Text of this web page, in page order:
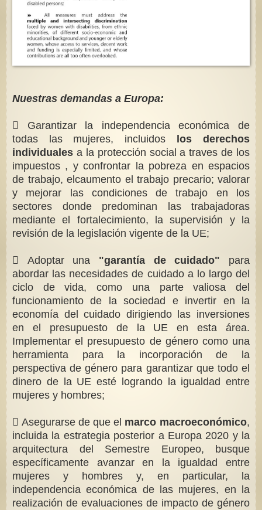
Nuestras demandas a Europa:
 Garantizar la independencia económica de
todas las mujeres, incluidos los derechos
individuales a la protección social a traves de los
impuestos , y confrontar la pobreza en espacios
de trabajo, elcaumento el trabajo precario; valorar
y mejorar las condiciones de trabajo en los
sectores donde predominan las trabajadoras
mediante el fortalecimiento, la supervisión y la
revisión de la legislación vigente de la UE;
 Adoptar una "garantía de cuidado" para
abordar las necesidades de cuidado a lo largo del
ciclo de vida, como una parte valiosa del
funcionamiento de la sociedad e invertir en la
economía del cuidado dirigiendo las inversiones
en el presupuesto de la UE en esta área.
Implementar el presupuesto de género como una
herramienta para la incorporación de la
perspectiva de género para garantizar que todo el
dinero de la UE esté logrando la igualdad entre
mujeres y hombres;
 Asegurarse de que el marco macroeconómico,
incluida la estrategia posterior a Europa 2020 y la
arquitectura del Semestre Europeo, busque
específicamente avanzar en la igualdad entre
mujeres y hombres y, en particular, la
independencia económica de las mujeres, en la
realización de evaluaciones de impacto de género